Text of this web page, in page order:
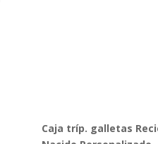
Caja tríp. galletas